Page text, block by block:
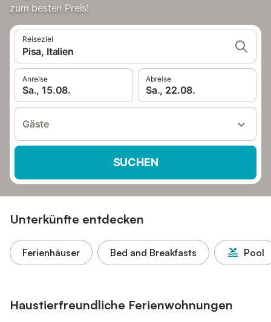
zum besten Preis!
Reiseziel
Pisa, Italien
Anreise
Sa., 15.08.
Abreise
Sa., 22.08.
Gäste
SUCHEN
Unterkünfte entdecken
Ferienhäuser Bed and Breakfasts Pool
Haustierfreundliche Ferienwohnungen